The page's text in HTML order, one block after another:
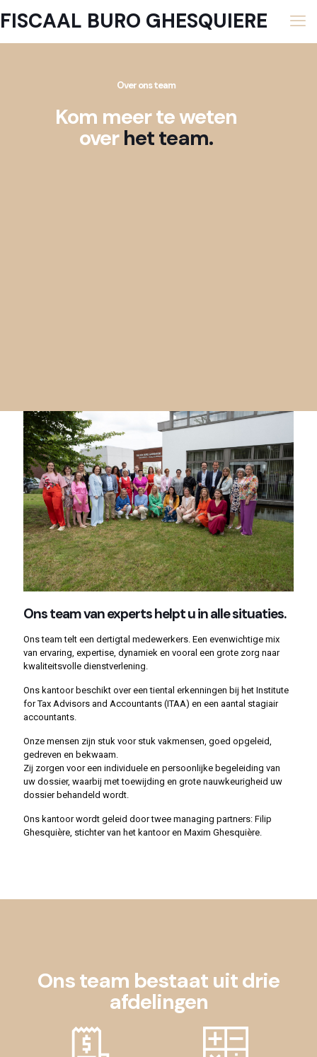
FISCAAL BURO GHESQUIERE
Over ons team
Kom meer te weten
overhet team.
Ons team van experts helpt u inalle situaties.
Ons team telt een dertigtal medewerkers. Een evenwichtige mix
van ervaring, expertise, dynamiek en vooral een grote zorg naar
kwaliteitsvolle dienstverlening.
Ons kantoor beschikt over een tiental erkenningen bij het Institute
for Tax Advisors and Accountants (ITAA) en een aantal stagiair
accountants.
Onze mensen zijn stuk voor stuk vakmensen, goed opgeleid,
gedreven en bekwaam.
Zij zorgen voor een individuele en persoonlijke begeleiding van
uw dossier, waarbij met toewijding en grote nauwkeurigheid uw
dossier behandeld wordt.
Ons kantoor wordt geleid door twee managing partners: Filip
Ghesquière, stichter van het kantoor en Maxim Ghesquière.
Ons team bestaat uit drie
afdelingen